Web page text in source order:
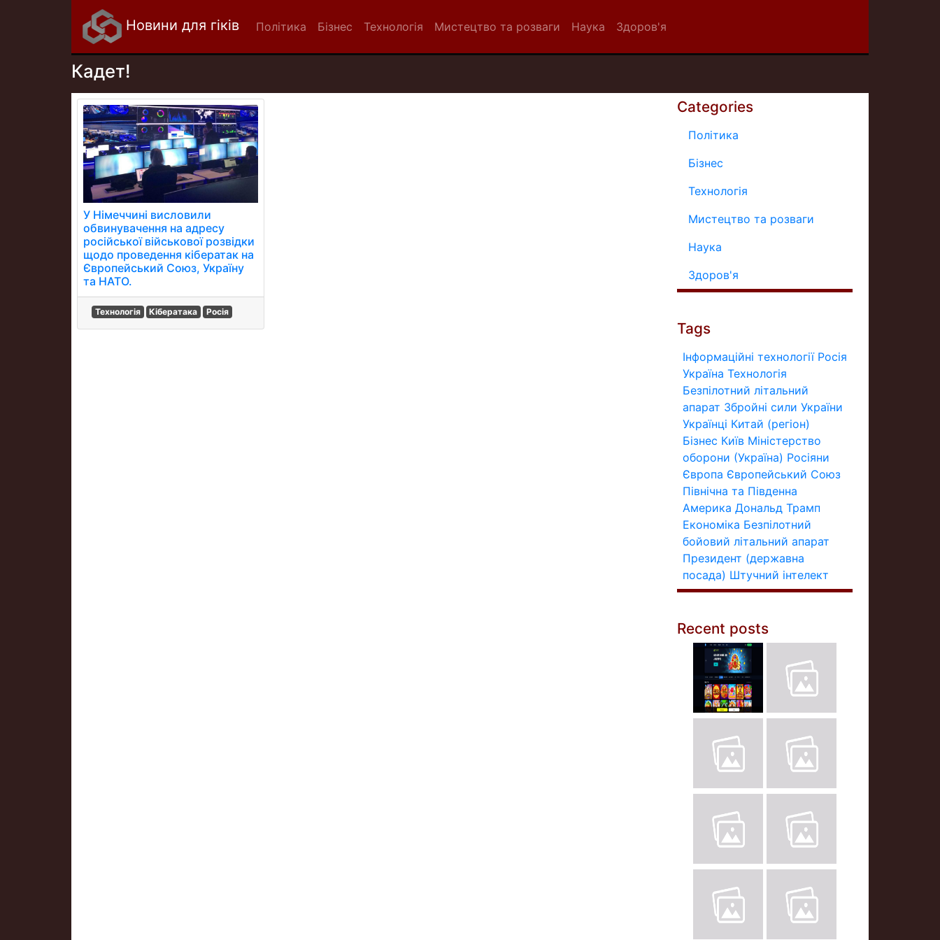
Новини для гіків Політика Бізнес Технологія Мистецтво та розваги Наука Здоров'я
Кадет!
У Німеччині висловили
обвинувачення на адресу
російської військової розвідки
щодо проведення кібератак на
Європейський Союз, Україну
та НАТО.
Технологія Кібератака Росія
Categories
Політика
Бізнес
Технологія
Мистецтво та розваги
Наука
Здоров'я
Tags
Інформаційні технології Росія
Україна Технологія
Безпілотний літальний
апарат Збройні сили України
Українці Китай (регіон)
Бізнес Київ Міністерство
оборони (Україна) Росіяни
Європа Європейський Союз
Північна та Південна
Америка Дональд Трамп
Економіка Безпілотний
бойовий літальний апарат
Президент (державна
посада) Штучний інтелект
Recent posts